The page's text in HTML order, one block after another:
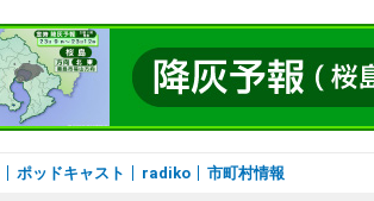
ポッドキャスト radiko 市町村情報